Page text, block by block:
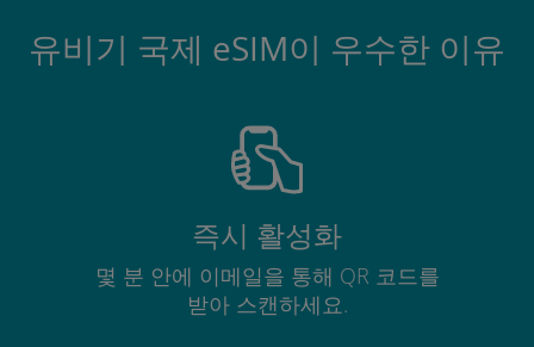
유비기 국제 eSIM이 우수한 이유
즉시 활성화
몇 분 안에 이메일을 통해 QR 코드를
받아 스캔하세요.